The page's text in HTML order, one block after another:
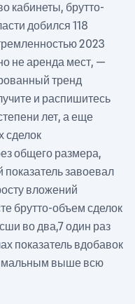
кабинеты, брутто-
добился 118
2023
не аренда мест, —
тренд
и распишитесь
лет, а еще
сделок
общего размера,
показатель завоевал
вложений
брутто-объем сделок
во два,7 один раз
показатель вдобавок
выше всю